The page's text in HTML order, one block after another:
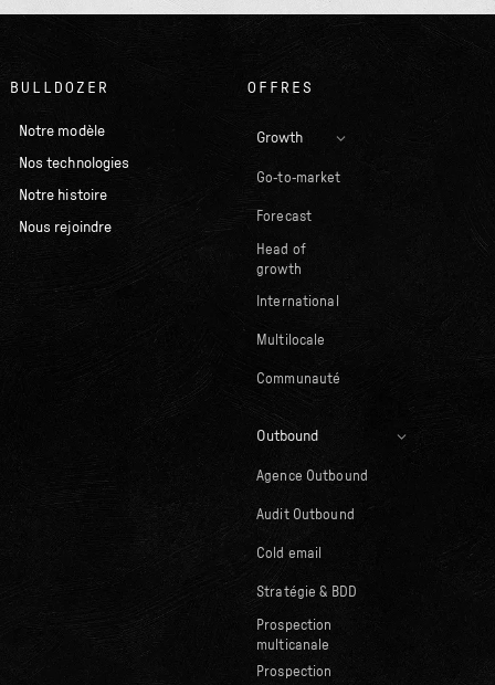
BULLDOZER
Notre modèle
Nos technologies
Notre histoire
Nous rejoindre
OFFRES
Growth
Go-to-market
Forecast
Head of
growth
International
Multilocale
Communauté
Outbound
Agence Outbound
Audit Outbound
Cold email
Stratégie & BDD
Prospection
multicanale
Prospection